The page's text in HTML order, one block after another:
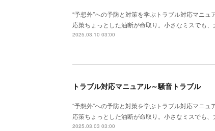
“予想外”への予防と対策を学ぶトラブル対応マニ
応策ちょっとした油断が命取り。小さなミスでも
2025.03.10 03:00
トラブル対応マニュアル～騒音トラブル
“予想外”への予防と対策を学ぶトラブル対応マニ
応策ちょっとした油断が命取り。小さなミスでも
2025.03.03 03:00